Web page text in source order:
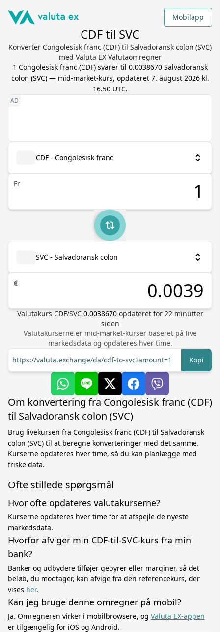
Mobilapp
CDF til SVC
Konverter Congolesisk franc (CDF) til Salvadoransk colon (SVC)
med Valuta EX Valutaomregner
1 Congolesisk franc(CDF) svarer til 0.0038670 Salvadoransk
colon (SVC) — mid-market-kurs, opdateret 7. august 2026 kl.
16.50 UTC.
CDF - Congolesisk franc
Fr
SVC - Salvadoransk colon
₡
Valutakurs CDF/SVC 0.0038670 opdateret for 22minutter
siden
Valutakurserne er mid-market-kurser baseret på live
markedsdata og opdateres hver time.
https://valuta.exchange/da/cdf-to-svc?amount=1
Kopi
Om konvertering fra Congolesisk franc (CDF)
til Salvadoransk colon (SVC)
Brug livekursen fra Congolesisk franc (CDF) til Salvadoransk
colon (SVC) til at beregne konverteringer med det samme.
Kurserne opdateres hver time, så du kan planlægge med
friske data.
Ofte stillede spørgsmål
Hvor ofte opdateres valutakurserne?
Kurserne opdateres hver time for at afspejle de nyeste
markedsdata.
Hvorfor afviger min CDF-til-SVC-kurs fra min
bank?
Banker og udbydere tilføjer gebyrer eller marginer, så det
beløb, du modtager, kan afvige fra den referencekurs, der
vises her.
Kan jeg bruge denne omregner på mobil?
Ja. Omregneren virker i mobilbrowsere, og Valuta EX-appen
er tilgængelig for iOS og Android.